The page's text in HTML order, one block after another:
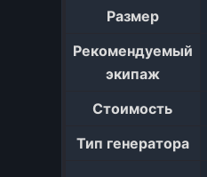
Размер
Рекомендуемый
экипаж
Стоимость
Тип генератора